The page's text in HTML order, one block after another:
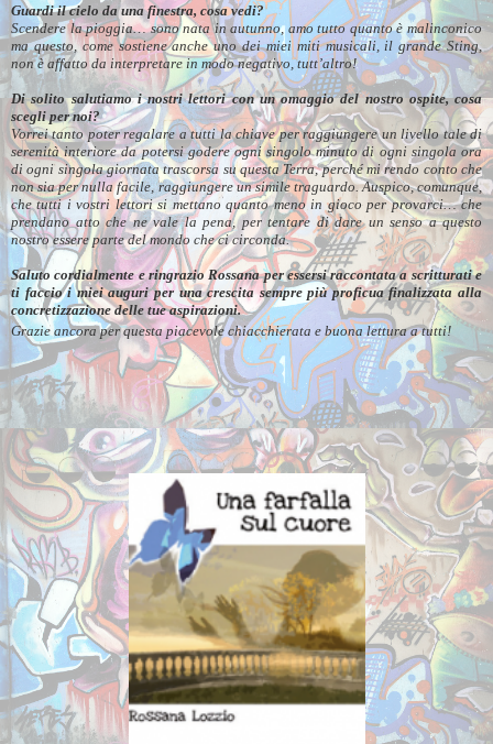
Guardi il cielo da una finestra, cosa vedi?
Scendere la pioggia… sono nata in autunno, amo tutto quanto è malinconico
ma questo, come sostiene anche uno dei miei miti musicali, il grande Sting,
non è affatto da interpretare in modo negativo, tutt’altro!
Di solito salutiamo i nostri lettori con un omaggio del nostro ospite, cosa
scegli per noi?
Vorrei tanto poter regalare a tutti la chiave per raggiungere un livello tale di
serenità interiore da potersi godere ogni singolo minuto di ogni singola ora
di ogni singola giornata trascorsa su questa Terra, perché mi rendo conto che
non sia per nulla facile, raggiungere un simile traguardo. Auspico, comunque,
che tutti i vostri lettori si mettano quanto meno in gioco per provarci… che
prendano atto che ne vale la pena, per tentare di dare un senso a questo
nostro essere parte del mondo che ci circonda.
Saluto cordialmente e ringrazio Rossana per essersi raccontata a scritturati e
ti faccio i miei auguri per una crescita sempre più proficua finalizzata alla
concretizzazione delle tue aspirazioni.
Grazie ancora per questa piacevole chiacchierata e buona lettura a tutti!